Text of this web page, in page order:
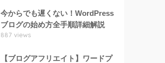
今からでも遅くない！WordPress
ブログの始め方全手順詳細解説
887 views
【ブログアフリエイト】ワードプ